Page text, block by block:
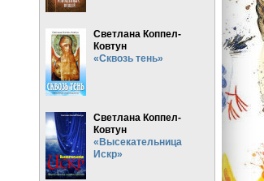
Светлана Коппел-
Ковтун
«Сквозь тень»
Светлана Коппел-
Ковтун
«Высекательница
Искр»